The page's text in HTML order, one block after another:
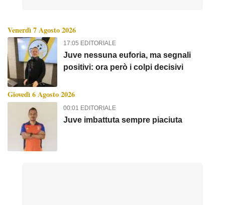
Venerdì 7 Agosto 2026
17:05 EDITORIALE
Juve nessuna euforia, ma segnali
positivi: ora però i colpi decisivi
Giovedì 6 Agosto 2026
00:01 EDITORIALE
Juve imbattuta sempre piaciuta